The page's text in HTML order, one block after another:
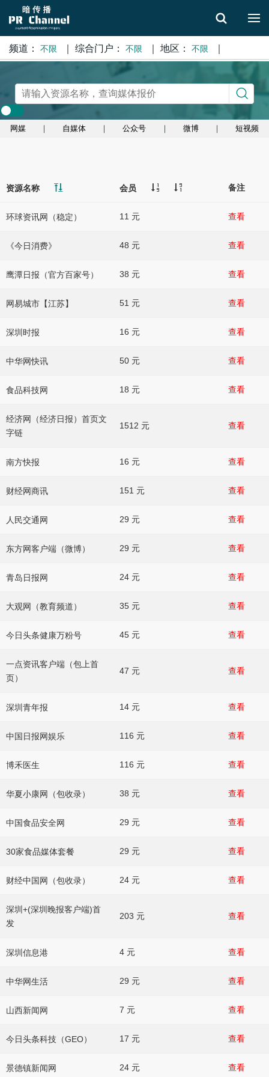
搜索
频道： 不限 综合门户： 不限 地区： 不限
网媒 ｜ 自媒体 ｜ 公众号 ｜ 微博 ｜ 短视频
资源名称 会员 备注
环球资讯网（稳定） 11 元 查看
《今日消费》 48 元 查看
鹰潭日报（官方百家号） 38 元 查看
网易城市【江苏】 51 元 查看
深圳时报 16 元 查看
中华网快讯 50 元 查看
食品科技网 18 元 查看
经济网（经济日报）首页文
字链
1512 元 查看
南方快报 16 元 查看
财经网商讯 151 元 查看
人民交通网 29 元 查看
东方网客户端（微博） 29 元 查看
青岛日报网 24 元 查看
大观网（教育频道） 35 元 查看
今日头条健康万粉号 45 元 查看
一点资讯客户端（包上首
页）
47 元 查看
深圳青年报 14 元 查看
中国日报网娱乐 116 元 查看
博禾医生 116 元 查看
华夏小康网（包收录） 38 元 查看
中国食品安全网 29 元 查看
30家食品媒体套餐 29 元 查看
财经中国网（包收录） 24 元 查看
深圳+(深圳晚报客户端)首
发
203 元 查看
深圳信息港 4 元 查看
中华网生活 29 元 查看
山西新闻网 7 元 查看
今日头条科技（GEO） 17 元 查看
景德镇新闻网 24 元 查看